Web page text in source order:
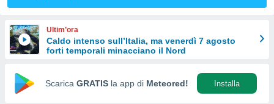
di
Web
Ultim’ora
Caldo intenso sull’Italia, ma venerdì 7 agosto
forti temporali minacciano il Nord
Scarica GRATIS la app di Meteored! Installa